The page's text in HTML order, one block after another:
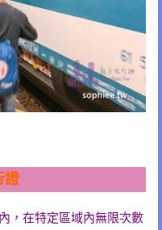
證
，在特定區域內無限次數